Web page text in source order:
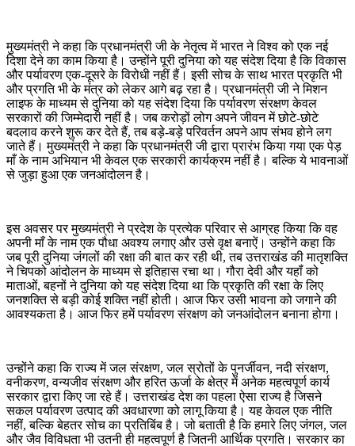
मुख्यमंत्री ने कहा कि प्रधानमंत्री जी के नेतृत्व में भारत ने विश्व को एक नई
दिशा देने का काम किया है। उन्होंने पूरी दुनिया को यह संदेश दिया है कि विकास
और पर्यावरण एक-दूसरे के विरोधी नहीं हैं। इसी सोच के साथ भारत प्रकृति भी
और प्रगति भी के मंत्र को लेकर आगे बढ़ रहा है। प्रधानमंत्री जी ने मिशन
लाइफ के माध्यम से दुनिया को यह संदेश दिया कि पर्यावरण संरक्षण केवल
सरकारों की जिम्मेदारी नहीं है। जब करोड़ों लोग अपने जीवन में छोटे-छोटे
बदलाव करने शुरू कर देते हैं, तब बड़े-बड़े परिवर्तन अपने आप संभव होने लग
जाते हैं। मुख्यमंत्री ने कहा कि प्रधानमंत्री जी द्वारा प्रारंभ किया गया एक पेड़
माँ के नाम अभियान भी केवल एक सरकारी कार्यक्रम नहीं है। बल्कि ये भावनाओं
से जुड़ा हुआ एक जनआंदोलन है।
इस अवसर पर मुख्यमंत्री ने प्रदेश के प्रत्येक परिवार से आग्रह किया कि वह
अपनी माँ के नाम एक पौधा अवश्य लगाए और उसे वृक्ष बनाऐं। उन्होंने कहा कि
जब पूरी दुनिया जंगलों की रक्षा की बात कर रही थी, तब उत्तराखंड की मातृशक्ति
ने चिपको आंदोलन के माध्यम से इतिहास रचा था। गौरा देवी और यहॉं को
माताओं, बहनों ने दुनिया को यह संदेश दिया था कि प्रकृति की रक्षा के लिए
जनशक्ति से बड़ी कोई शक्ति नहीं होती। आज फिर उसी भावना को जगाने की
आवश्यकता है। आज फिर हमें पर्यावरण संरक्षण को जनआंदोलन बनाना होगा।
उन्होंने कहा कि राज्य में जल संरक्षण, जल स्रोतों के पुनर्जीवन, नदी संरक्षण,
वनीकरण, वन्यजीव संरक्षण और हरित ऊर्जा के क्षेत्र में अनेक महत्वपूर्ण कार्य
सरकार द्वारा किए जा रहे हैं। उत्तराखंड देश का पहला ऐसा राज्य है जिसने
सकल पर्यावरण उत्पाद की अवधारणा को लागू किया है। यह केवल एक नीति
नहीं, बल्कि बेहतर सोच का प्रतिबिंब है। जो बताती है कि हमारे लिए जंगल, जल
और जैव विविधता भी उतनी ही महत्वपूर्ण है जितनी आर्थिक प्रगति। सरकार का